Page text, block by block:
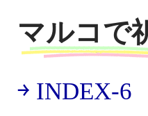
マルコで
￫ INDEX-6